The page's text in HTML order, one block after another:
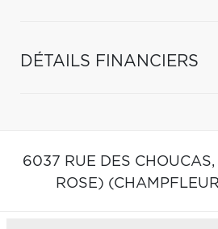
DÉTAILS FINANCIERS
6037 RUE DES CHOUCAS,
ROSE)